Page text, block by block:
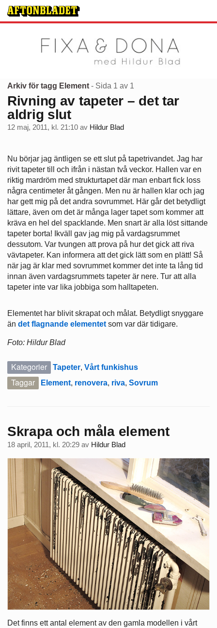
Arkiv för tagg Element - Sida 1 av 1
Rivning av tapeter – det tar
aldrig slut
12 maj, 2011, kl. 21:10 av Hildur Blad
Nu börjar jag äntligen se ett slut på tapetrivandet. Jag har
rivit tapeter till och ifrån i nästan två veckor. Hallen var en
riktig mardröm med strukturtapet där man enbart fick loss
några centimeter åt gången. Men nu är hallen klar och jag
har gett mig på det andra sovrummet. Här går det betydligt
lättare, även om det är många lager tapet som kommer att
kräva en hel del spacklande. Men snart är alla löst sittande
tapeter borta! Ikväll gav jag mig på vardagsrummet
dessutom. Var tvungen att prova på hur det gick att riva
vävtapeter. Kan informera att det gick lätt som en plätt! Så
när jag är klar med sovrummet kommer det inte ta lång tid
innan även vardagsrummets tapeter är nere. Tur att alla
tapeter inte var lika jobbiga som halltapeten.
Elementet har blivit skrapat och målat. Betydligt snyggare
än det flagnande elementet som var där tidigare.
Foto: Hildur Blad
Kategorier Tapeter, Vårt funkishus
Taggar Element, renovera, riva, Sovrum
Skrapa och måla element
18 april, 2011, kl. 20:29 av Hildur Blad
Det finns ett antal element av den gamla modellen i vårt